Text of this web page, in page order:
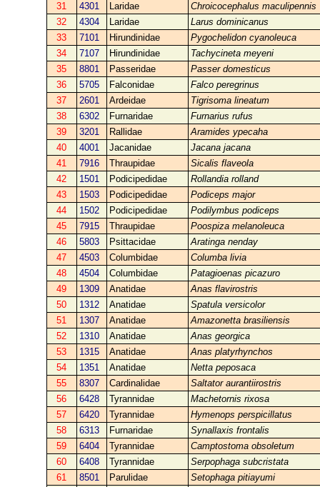
31
4301 Laridae
Chroicocephalus maculipennis
32
4304 Laridae
Larus dominicanus
33
7101 Hirundinidae
Pygochelidon cyanoleuca
34
7107 Hirundinidae
Tachycineta meyeni
35
8801 Passeridae
Passer domesticus
36
5705 Falconidae
Falco peregrinus
37
2601 Ardeidae
Tigrisoma lineatum
38
6302 Furnaridae
Furnarius rufus
39
3201 Rallidae
Aramides ypecaha
40
4001 Jacanidae
Jacana jacana
41
7916 Thraupidae
Sicalis flaveola
42
1501 Podicipedidae
Rollandia rolland
43
1503 Podicipedidae
Podiceps major
44
1502 Podicipedidae
Podilymbus podiceps
45
7915 Thraupidae
Poospiza melanoleuca
46
5803 Psittacidae
Aratinga nenday
47
4503 Columbidae
Columba livia
48
4504 Columbidae
Patagioenas picazuro
49
1309 Anatidae
Anas flavirostris
50
1312 Anatidae
Spatula versicolor
51
1307 Anatidae
Amazonetta brasiliensis
52
1310 Anatidae
Anas georgica
53
1315 Anatidae
Anas platyrhynchos
54
1351 Anatidae
Netta peposaca
55
8307 Cardinalidae
Saltator aurantiirostris
56
6428 Tyrannidae
Machetornis rixosa
57
6420 Tyrannidae
Hymenops perspicillatus
58
6313 Furnaridae
Synallaxis frontalis
59
6404 Tyrannidae
Camptostoma obsoletum
60
6408 Tyrannidae
Serpophaga subcristata
61
8501 Parulidae
Setophaga pitiayumi